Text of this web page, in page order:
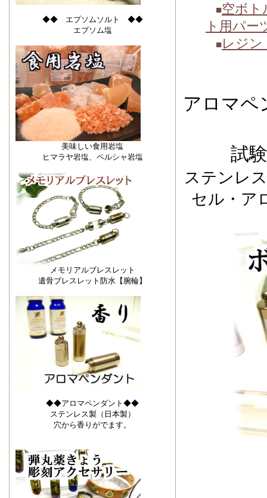
◆◆ エプソムソルト ◆◆
エプソム塩
美味しい食用岩塩
ヒマラヤ岩塩、ペルシャ岩塩
メモリアルブレスレット
遺骨ブレスレット防水【腕輪】
◆◆アロマペンダント◆◆
ステンレス製（日本製）
穴から香りがでます。
■空ボト
ト用パー
■レジ
アロマペ
試
ステンレ
セル・ア